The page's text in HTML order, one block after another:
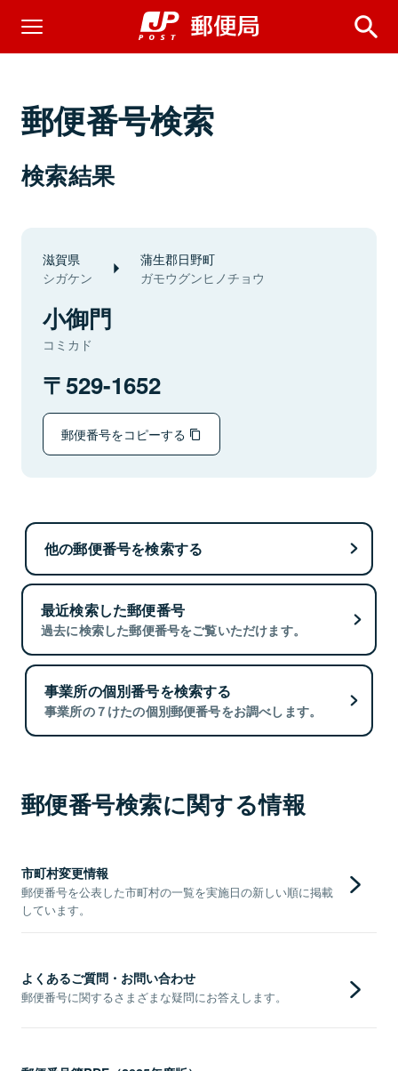
郵便番号検索
検索結果
滋賀県
シガケン
蒲生郡日野町
ガモウグンヒノチョウ
小御門
コミカド
529-1652
郵便番号をコピーする
他の郵便番号を検索する
最近検索した郵便番号
過去に検索した郵便番号をご覧いただけます。
事業所の個別番号を検索する
事業所の７けたの個別郵便番号をお調べします。
郵便番号検索に関する情報
市町村変更情報
郵便番号を公表した市町村の一覧を実施日の新しい順に掲載
しています。
よくあるご質問・お問い合わせ
郵便番号に関するさまざまな疑問にお答えします。